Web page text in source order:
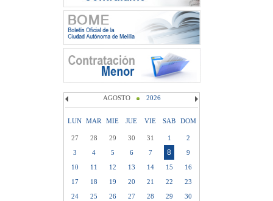
AGOSTO 2026
LUN MAR MIE JUE VIE SAB DOM
27 28 29 30 31 1
2
3
4 5 6 7 8
9
10
11 12 13 14 15
16
17
18 19 20 21 22
23
24
25 26 27 28 29
30